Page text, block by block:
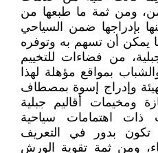
ومن ثمة ما طبعها من
بإدراجها ضمن السياحي
يمكن أن تسهم به وتوفره
من فضاءات للتخييم
بمواقع مؤهلة لهذا
وإدراج إسوة بمصطاف
ومخيمات أقاليم جبلية
ذات اهتمامات سياحية
تكون بدور في التعريف
ومن ثمة تقوية الورش